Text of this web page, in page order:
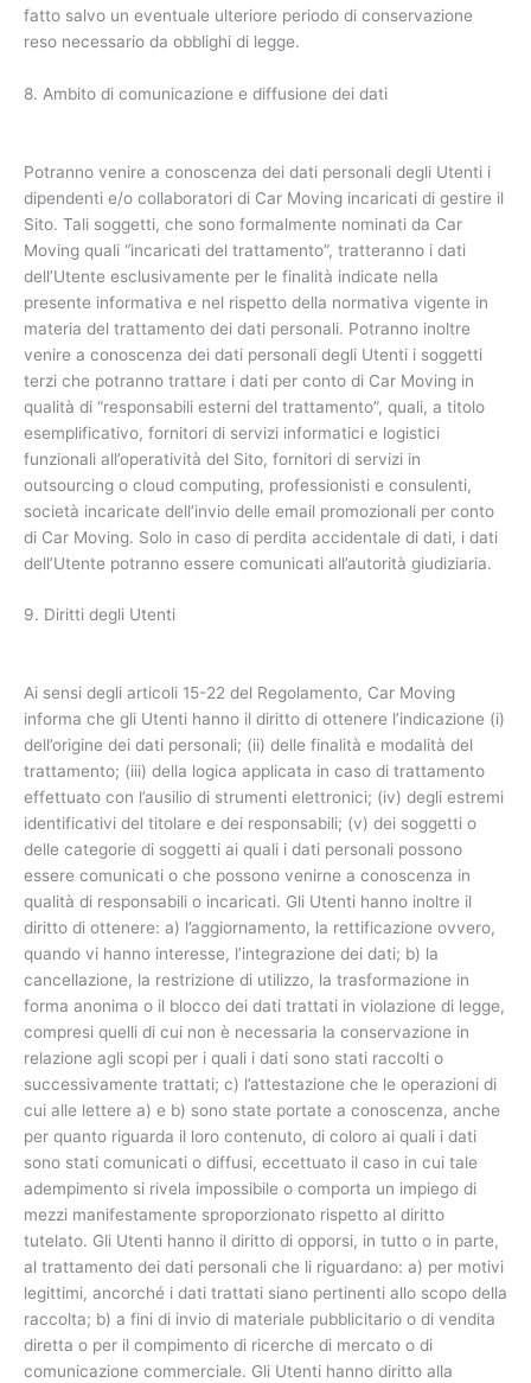
fatto salvo un eventuale ulteriore periodo di conservazione
reso necessario da obblighi di legge.
8. Ambito di comunicazione e diffusione dei dati
Potranno venire a conoscenza dei dati personali degli Utenti i
dipendenti e/o collaboratori di Car Moving incaricati di gestire il
Sito. Tali soggetti, che sono formalmente nominati da Car
Moving quali “incaricati del trattamento”, tratteranno i dati
dell’Utente esclusivamente per le finalità indicate nella
presente informativa e nel rispetto della normativa vigente in
materia del trattamento dei dati personali. Potranno inoltre
venire a conoscenza dei dati personali degli Utenti i soggetti
terzi che potranno trattare i dati per conto di Car Moving in
qualità di “responsabili esterni del trattamento”, quali, a titolo
esemplificativo, fornitori di servizi informatici e logistici
funzionali all’operatività del Sito, fornitori di servizi in
outsourcing o cloud computing, professionisti e consulenti,
società incaricate dell’invio delle email promozionali per conto
di Car Moving. Solo in caso di perdita accidentale di dati, i dati
dell’Utente potranno essere comunicati all’autorità giudiziaria.
9. Diritti degli Utenti
Ai sensi degli articoli 15-22 del Regolamento, Car Moving
informa che gli Utenti hanno il diritto di ottenere l’indicazione (i)
dell’origine dei dati personali; (ii) delle finalità e modalità del
trattamento; (iii) della logica applicata in caso di trattamento
effettuato con l’ausilio di strumenti elettronici; (iv) degli estremi
identificativi del titolare e dei responsabili; (v) dei soggetti o
delle categorie di soggetti ai quali i dati personali possono
essere comunicati o che possono venirne a conoscenza in
qualità di responsabili o incaricati. Gli Utenti hanno inoltre il
diritto di ottenere: a) l’aggiornamento, la rettificazione ovvero,
quando vi hanno interesse, l’integrazione dei dati; b) la
cancellazione, la restrizione di utilizzo, la trasformazione in
forma anonima o il blocco dei dati trattati in violazione di legge,
compresi quelli di cui non è necessaria la conservazione in
relazione agli scopi per i quali i dati sono stati raccolti o
successivamente trattati; c) l’attestazione che le operazioni di
cui alle lettere a) e b) sono state portate a conoscenza, anche
per quanto riguarda il loro contenuto, di coloro ai quali i dati
sono stati comunicati o diffusi, eccettuato il caso in cui tale
adempimento si rivela impossibile o comporta un impiego di
mezzi manifestamente sproporzionato rispetto al diritto
tutelato. Gli Utenti hanno il diritto di opporsi, in tutto o in parte,
al trattamento dei dati personali che li riguardano: a) per motivi
legittimi, ancorché i dati trattati siano pertinenti allo scopo della
raccolta; b) a fini di invio di materiale pubblicitario o di vendita
diretta o per il compimento di ricerche di mercato o di
comunicazione commerciale. Gli Utenti hanno diritto alla